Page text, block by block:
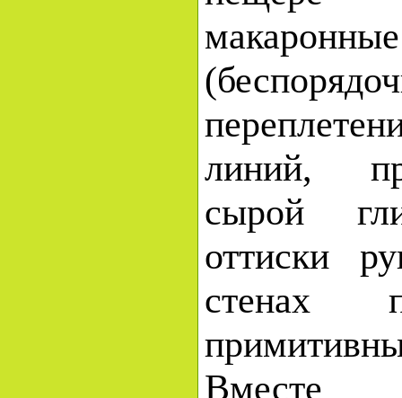
линий,
сырой
оттиски
стенах